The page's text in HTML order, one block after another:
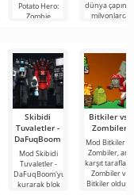
Potato Hero:
Zombie
dünya
milyonlarca
Skibidi
Tuvaletler -
DaFuqBoom
Mod Skibidi
Tuvaletler -
DaFuqBoom'yu
kurarak blok
Bitkiler vs.
Zombiler
Mod Bitkiler
Zombiler, ana
karşıt
Zombiler ve
Bitkiler olduğu